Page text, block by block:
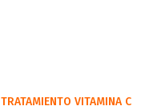
TRATAMIENTO VITAMINA C